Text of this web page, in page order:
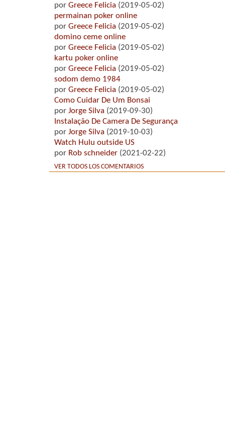
por Greece Felicia (2019-05-02)
permainan poker online
por Greece Felicia (2019-05-02)
domino ceme online
por Greece Felicia (2019-05-02)
kartu poker online
por Greece Felicia (2019-05-02)
sodom demo 1984
por Greece Felicia (2019-05-02)
Como Cuidar De Um Bonsai
por Jorge Silva (2019-09-30)
Instalação De Camera De Segurança
por Jorge Silva (2019-10-03)
Watch Hulu outside US
por Rob schneider (2021-02-22)
VER TODOS LOS COMENTARIOS